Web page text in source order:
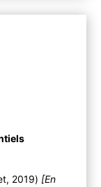
2019) [En